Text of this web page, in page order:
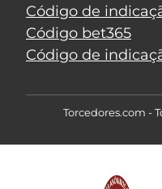
Código de
Código bet365
Código de
Torcedores.com -